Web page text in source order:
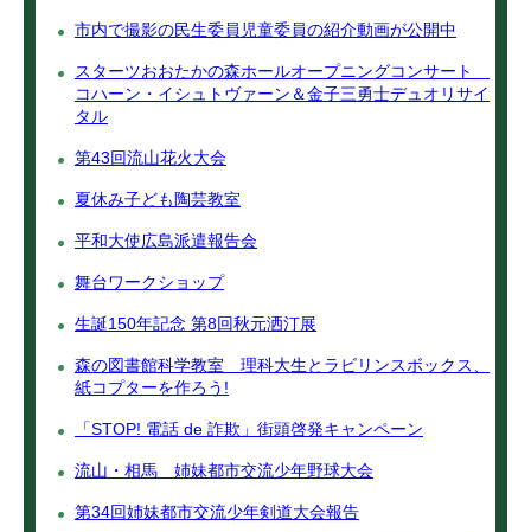
市内で撮影の民生委員児童委員の紹介動画が公開中
スターツおおたかの森ホールオープニングコンサート
コハーン・イシュトヴァーン＆金子三勇士デュオリサイ
タル
第43回流山花火大会
夏休み子ども陶芸教室
平和大使広島派遣報告会
舞台ワークショップ
生誕150年記念 第8回秋元洒汀展
森の図書館科学教室 理科大生とラビリンスボックス、
紙コプターを作ろう!
「STOP! 電話 de 詐欺」街頭啓発キャンペーン
流山・相馬 姉妹都市交流少年野球大会
第34回姉妹都市交流少年剣道大会報告